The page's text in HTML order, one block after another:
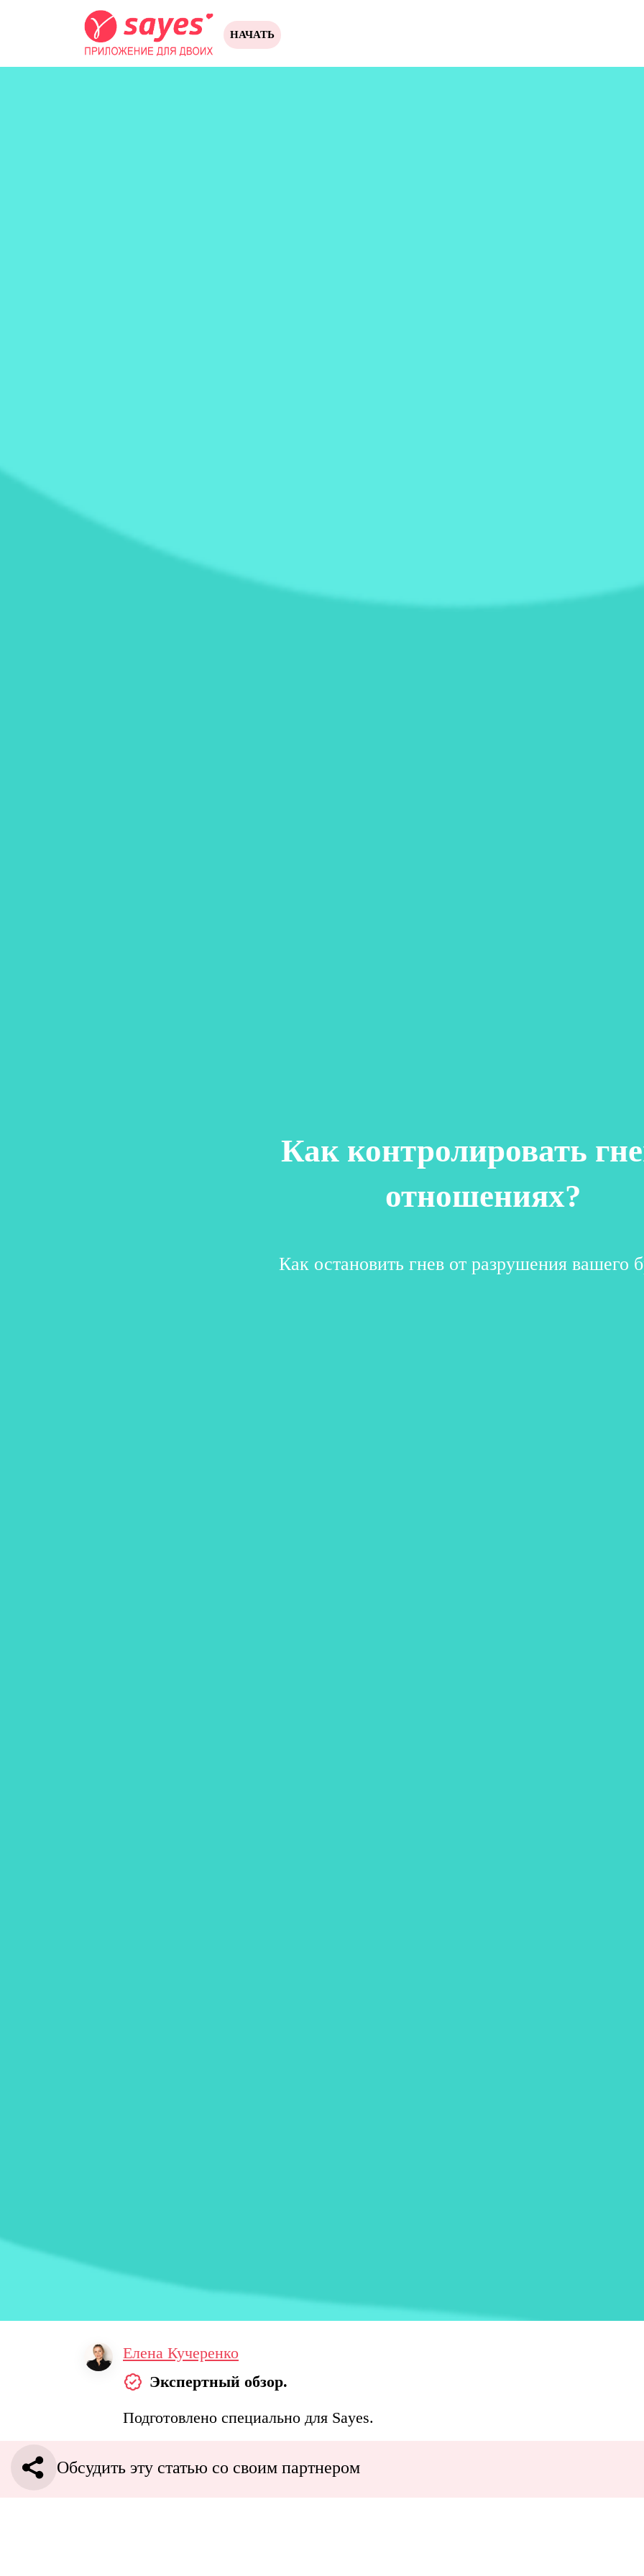
НАЧАТЬ
Как контролировать
отношениях?
Как остановить гнев от разрушения вашего
Елена Кучеренко
Экспертный обзор.
Подготовлено специально для Sayes.
Обсудить эту статью со своим партнером